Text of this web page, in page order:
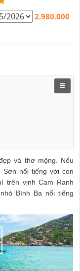
2.980.000
và thơ mộng. Nếu
Sơn nổi tiếng với con
trên vịnh Cam Ranh
Bình Ba nổi tiếng